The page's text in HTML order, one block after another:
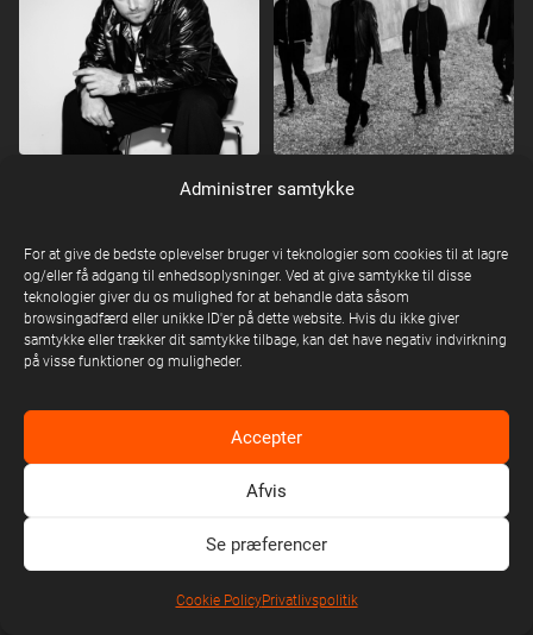
Administrer samtykke
For at give de bedste oplevelser bruger vi teknologier som cookies til at lagre
og/eller få adgang til enhedsoplysninger. Ved at give samtykke til disse
teknologier giver du os mulighed for at behandle data såsom
browsingadfærd eller unikke ID'er på dette website. Hvis du ikke giver
samtykke eller trækker dit samtykke tilbage, kan det have negativ indvirkning
på visse funktioner og muligheder.
Accepter
Afvis
Se præferencer
Cookie PolicyPrivatlivspolitik
UNDERGRUNN